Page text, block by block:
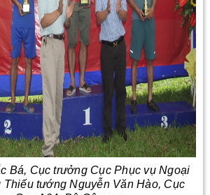
Bá, Cục trưởng Cục Phục vụ Ngoại
Thiếu tướng Nguyễn Văn Hào, Cục